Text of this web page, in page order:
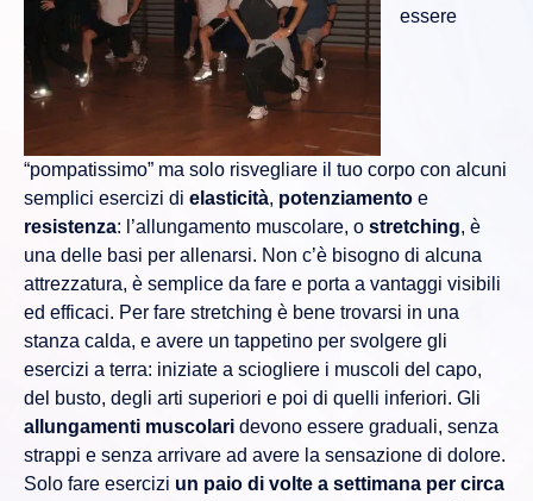
essere
“pompatissimo” ma solo risvegliare il tuo corpo con alcuni
semplici esercizi di elasticità, potenziamento e
resistenza: l’allungamento muscolare, o stretching, è
una delle basi per allenarsi. Non c’è bisogno di alcuna
attrezzatura, è semplice da fare e porta a vantaggi visibili
ed efficaci. Per fare stretching è bene trovarsi in una
stanza calda, e avere un tappetino per svolgere gli
esercizi a terra: iniziate a sciogliere i muscoli del capo,
del busto, degli arti superiori e poi di quelli inferiori. Gli
allungamenti muscolari devono essere graduali, senza
strappi e senza arrivare ad avere la sensazione di dolore.
Solo fare esercizi un paio di volte a settimana per circa